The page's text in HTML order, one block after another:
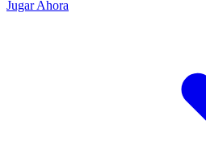
Jugar Ahora